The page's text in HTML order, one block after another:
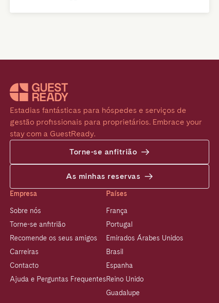
Estadias fantásticas para hóspedes e serviços de
gestão profissionais para proprietários. Embrace your
stay com a GuestReady.
Torne-se anfitrião
As minhas reservas
Empresa
Sobre nós
Torne-se anfitrião
Recomende os seus amigos
Carreiras
Contacto
Ajuda e Perguntas Frequentes
Países
França
Portugal
Emirados Árabes Unidos
Brasil
Espanha
Reino Unido
Guadalupe